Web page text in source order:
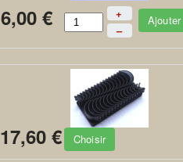
6,00 €
+
–
Ajouter
17,60 € Choisir